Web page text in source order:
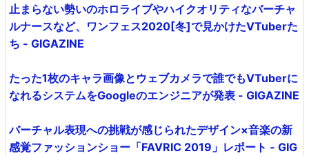
止まらない勢いのホロライブやハイクオリティなバーチャ
ルナースなど、ワンフェス2020[冬]で見かけたVTuberた
ち - GIGAZINE
たった1枚のキャラ画像とウェブカメラで誰でもVTuberに
なれるシステムをGoogleのエンジニアが発表 - GIGAZINE
バーチャル表現への挑戦が感じられたデザイン×音楽の新
感覚ファッションショー「FAVRIC 2019」レポート - GIG